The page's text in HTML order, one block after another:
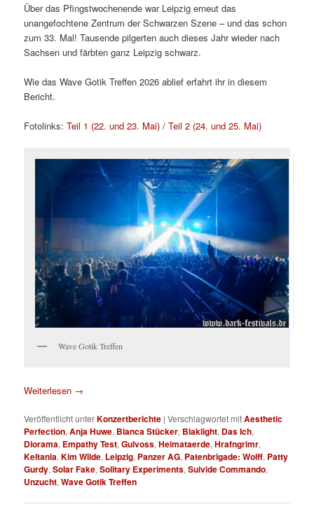
Über das Pfingstwochenende war Leipzig erneut das
unangefochtene Zentrum der Schwarzen Szene – und das schon
zum 33. Mal! Tausende pilgerten auch dieses Jahr wieder nach
Sachsen und färbten ganz Leipzig schwarz.
Wie das Wave Gotik Treffen 2026 ablief erfahrt ihr in diesem
Bericht.
Fotolinks:Teil 1 (22. und 23. Mai) /Teil 2 (24. und 25. Mai)
Wave Gotik Treffen
Weiterlesen →
Veröffentlicht unterKonzertberichte |Verschlagwortet mitAesthetic
Perfection,Anja Huwe, Bianca Stücker, Blaklight, Das Ich,
Diorama, Empathy Test,Gulvoss,Heimataerde,Hrafngrimr,
Keltania,Kim Wilde, Leipzig, Panzer AG, Patenbrigade: Wolff, Patty
Gurdy,Solar Fake,Solitary Experiments,Suivide Commando,
Unzucht,Wave Gotik Treffen